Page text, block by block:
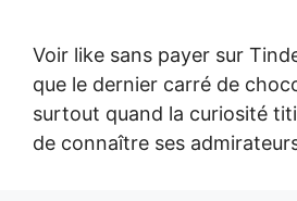
Voir like sans payer sur
que le dernier carré de
surtout quand la curiosité
de connaître ses